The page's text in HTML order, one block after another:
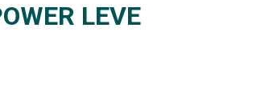
LEVE